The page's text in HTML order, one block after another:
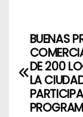
N
a
BUENAS
DE 200
LA